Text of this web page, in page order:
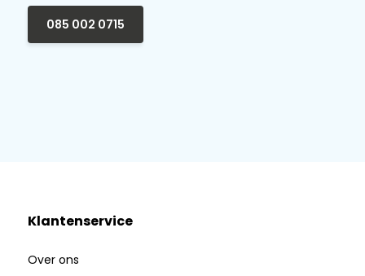
085 002 0715
Klantenservice
Over ons